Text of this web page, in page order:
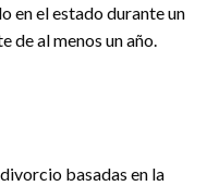
en el estado durante un
de al menos un año.
basadas en la